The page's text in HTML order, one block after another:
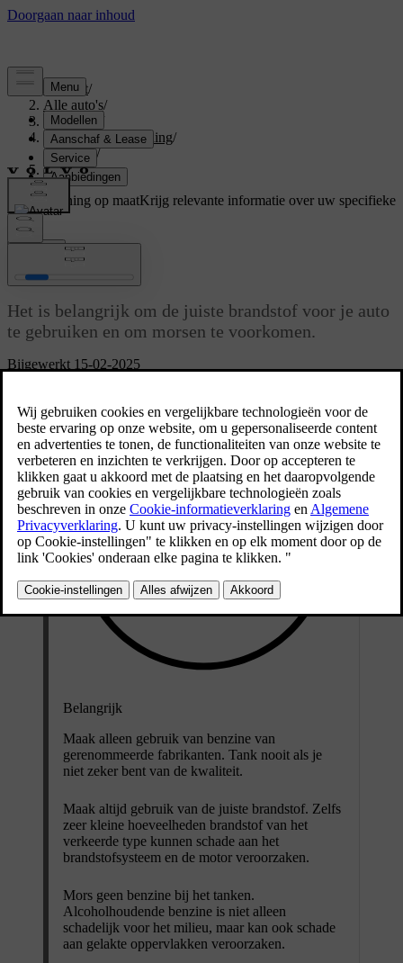
Support/
Alle auto's/
V60 2026
Gebruikershandleiding/
Tanken/
Tanken
Ondersteuning op maatKrijg relevante informatie over uw specifieke
auto.
Bijgewerkt 15-02-2025
Tanken
Het is belangrijk om de juiste brandstof voor je auto
te gebruiken en om morsen te voorkomen.
Belangrijk
Maak alleen gebruik van benzine van
gerenommeerde fabrikanten. Tank nooit als je
niet zeker bent van de kwaliteit.
Maak altijd gebruik van de juiste brandstof. Zelfs
zeer kleine hoeveelheden brandstof van het
verkeerde type kunnen schade aan het
brandstofsysteem en de motor veroorzaken.
Mors geen benzine bij het tanken.
Alcoholhoudende benzine is niet alleen
schadelijk voor het milieu, maar kan ook schade
aan gelakte oppervlakken veroorzaken.